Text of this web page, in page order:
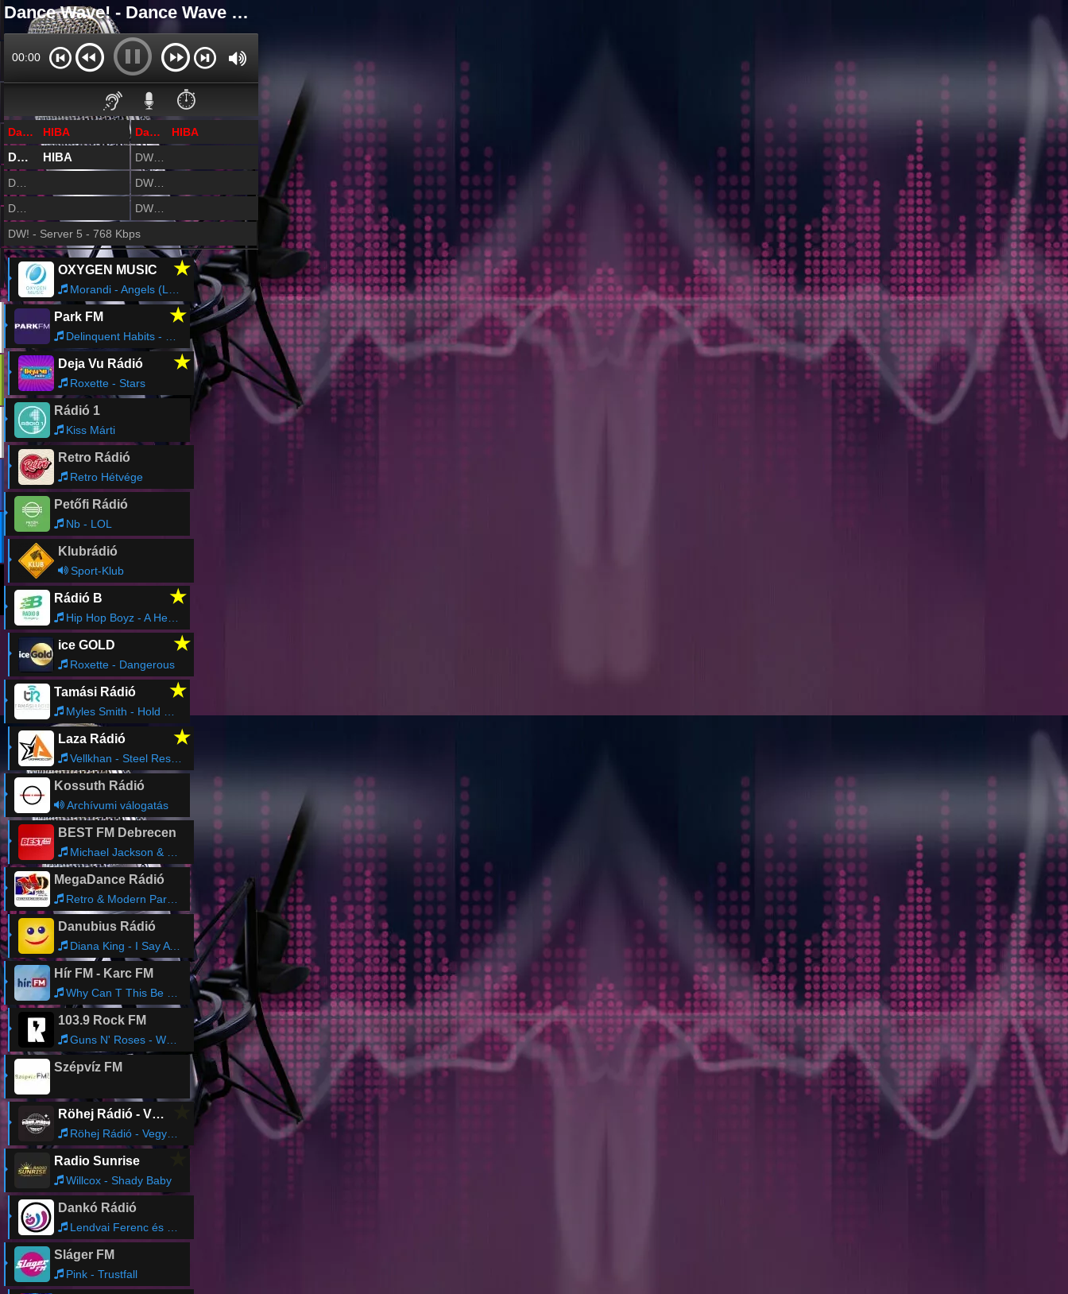
Dance Wave! - Dance Wave Online - Dance Wave Retro
00:00
⏱️
Dance Wave! - 128 Kbps HIBA Dance Wave Retro! - 128 Kbps
HIBA
DW! - Server 2 - 160 Kbps
HIBA DWR! - Server 2 - 160 Kbps
DW! - Server 3 - 64 Kbps
DWR! Server 3 - 64 Kbps
DW! Server 4 - 96 Kbps
DWR! Server 4 - 768 Kbps
DW! - Server 5 - 768 Kbps
OXYGEN MUSIC ★
Morandi - Angels (Love Is The Answer)
Park FM ★
Delinquent Habits - Tres Delinquentes
Deja Vu Rádió ★
Roxette - Stars
Rádió 1
Kiss Márti
Retro Rádió
Retro Hétvége
Petőfi Rádió
Nb - LOL
Klubrádió
Sport-Klub
Rádió B ★
Hip Hop Boyz - A Hegyekbe Fönn
ice GOLD ★
Roxette - Dangerous
Tamási Rádió ★
Myles Smith - Hold Me In The Dark
Laza Rádió ★
Vellkhan - Steel Resolve
Kossuth Rádió
Archívumi válogatás
BEST FM Debrecen
Michael Jackson & Justin Timberlake - Love Never Felt So Good
MegaDance Rádió
Retro & Modern Party Live Mix
Danubius Rádió
Diana King - I Say A Little Prayer
Hír FM - Karc FM
Why Can T This Be Love - VAN HALEN
103.9 Rock FM
Guns N' Roses - Welcome To The Jungle
Szépvíz FM
Röhej Rádió - Vicc az egész
Röhej Rádió - Vegyes1243
Radio Sunrise
Willcox - Shady Baby
Dankó Rádió
Lendvai Ferenc és zenekara - Orosz románc és orosz friss
Sláger FM
Pink - Trustfall